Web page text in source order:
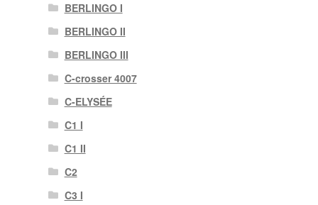
BERLINGO I
BERLINGO II
BERLINGO III
C-crosser 4007
C-ELYSÉE
C1 I
C1 II
C2
C3 I